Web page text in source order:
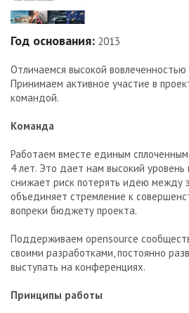
Год основания: 2013
Отличаемся высокой вовлеченностью
Принимаем активное участие в
командой.
Команда
Работаем вместе единым
4 лет. Это дает нам высокий уровень
снижает риск потерять идею между
объединяет стремление к
вопреки бюджету проекта.
Поддерживаем opensource
своими разработками, постоянно
выступать на конференциях.
Принципы работы